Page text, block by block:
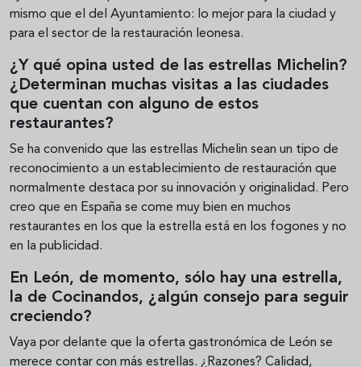
mismo que el del Ayuntamiento: lo mejor para la ciudad y
para el sector de la restauración leonesa.
¿Y qué opina usted de las estrellas Michelin?
¿Determinan muchas visitas a las ciudades
que cuentan con alguno de estos
restaurantes?
Se ha convenido que las estrellas Michelin sean un tipo de
reconocimiento a un establecimiento de restauración que
normalmente destaca por su innovación y originalidad. Pero
creo que en España se come muy bien en muchos
restaurantes en los que la estrella está en los fogones y no
en la publicidad.
En León, de momento, sólo hay una estrella,
la de Cocinandos, ¿algún consejo para seguir
creciendo?
Vaya por delante que la oferta gastronómica de León se
merece contar con más estrellas. ¿Razones? Calidad,